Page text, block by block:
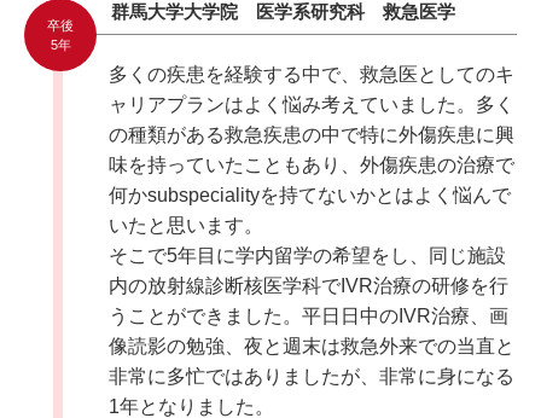
卒後
5年
群馬大学大学院 医学系研究科 救急医学
多くの疾患を経験する中で、救急医としてのキ
ャリアプランはよく悩み考えていました。多く
の種類がある救急疾患の中で特に外傷疾患に興
味を持っていたこともあり、外傷疾患の治療で
何かsubspecialityを持てないかとはよく悩んで
いたと思います。
そこで5年目に学内留学の希望をし、同じ施設
内の放射線診断核医学科でIVR治療の研修を行
うことができました。平日日中のIVR治療、画
像読影の勉強、夜と週末は救急外来での当直と
非常に多忙ではありましたが、非常に身になる
1年となりました。